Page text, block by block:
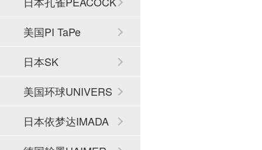
美国PI TaPe
日本SK
美国环球UNIVERS
AL
日本依梦达IMADA